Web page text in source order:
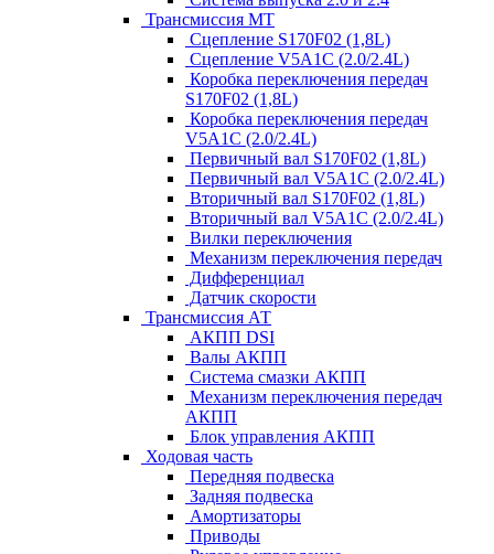
Трансмиссия МТ
Сцепление S170F02 (1,8L)
Сцепление V5A1C (2.0/2.4L)
Коробка переключения передач
S170F02 (1,8L)
Коробка переключения передач
V5A1C (2.0/2.4L)
Первичный вал S170F02 (1,8L)
Первичный вал V5A1C (2.0/2.4L)
Вторичный вал S170F02 (1,8L)
Вторичный вал V5A1C (2.0/2.4L)
Вилки переключения
Механизм переключения передач
Дифференциал
Датчик скорости
Трансмиссия АТ
АКПП DSI
Валы АКПП
Система смазки АКПП
Механизм переключения передач
АКПП
Блок управления АКПП
Ходовая часть
Передняя подвеска
Задняя подвеска
Амортизаторы
Приводы